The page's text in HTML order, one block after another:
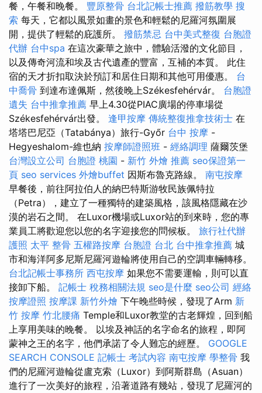
餐，午餐和晚餐。 豐原整骨 台北記帳士推薦 撥筋教學 搜
索 每天，它都以風景如畫的景色和輕鬆的尼羅河氛圍展
開，提供了輕鬆的庇護所。 撥筋禁忌 台中美式整復 台胞證
代辦 台中spa 在這次豪華之旅中，體驗活潑的文化節目，
以及傳奇河流和埃及古代遺產的豐富，互補的本質。 此住
宿的天才折扣取決於預訂和居住日期和其他可用優惠。 台
中喬骨 到達布達佩斯，然後晚上Székesfehérvár。 台胞證
遺失 台中推拿推薦 早上4.30從PIAC廣場的停車場從
Székesfehérvár出發。 逢甲按摩 傳統整復推拿技術士 在
塔塔巴尼亞（Tatabánya）旅行-Győr 台中 按摩 -
Hegyeshalom-維也納 按摩師證照班 - 經絡調理 薩爾茨堡
台灣設立公司 台胞證 桃園 - 新竹 外燴 推薦 seo保證第一
頁 seo services 外燴buffet 因斯布魯克路線。 南屯按摩
早餐後，前往阿拉伯人的納巴特斯游牧民族佩特拉
（Petra），建立了一種獨特的建築風格，該風格隱藏在沙
漠的岩石之間。 在Luxor機場或Luxor站的到來時，您的專
業員工將歡迎您以您的名字迎接您的問候板。 旅行社代辦
護照 太平 整骨 五權路按摩 台胞證 台北 台中推拿推薦 城
市和海洋阿多尼斯尼羅河遊輪將使用自己的空調車輛轉移。
台北記帳士事務所 西屯按摩 如果您不需要運輸，則可以直
接卸下船。 記帳士 稅務相關法規 seo是什麼 seo公司 經絡
按摩證照 按摩課 新竹外燴 下午晚些時候，發現了Arm 新
竹 按摩 竹北腰痛 Temple和Luxor教堂的古老輝煌，回到船
上享用美味的晚餐。 以埃及神話的名字命名的旅程，即阿
蒙神之王的名字，他們承諾了令人難忘的經歷。 GOOGLE
SEARCH CONSOLE 記帳士 考試內容 南屯按摩 學整骨 我
們的尼羅河遊輪從盧克索（Luxor）到阿斯群島（Asuan）
進行了一次美好的旅程，沿著道路有幾站，發現了尼羅河的